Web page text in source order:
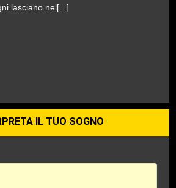
lasciano nel[...]
IL TUO SOGNO